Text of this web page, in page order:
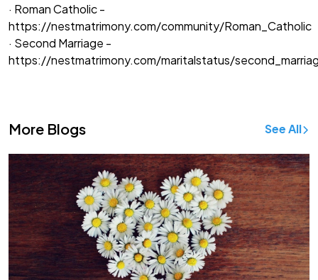
· Roman Catholic -
https://nestmatrimony.com/community/Roman_Catholic
· Second Marriage -
https://nestmatrimony.com/maritalstatus/
More Blogs See All